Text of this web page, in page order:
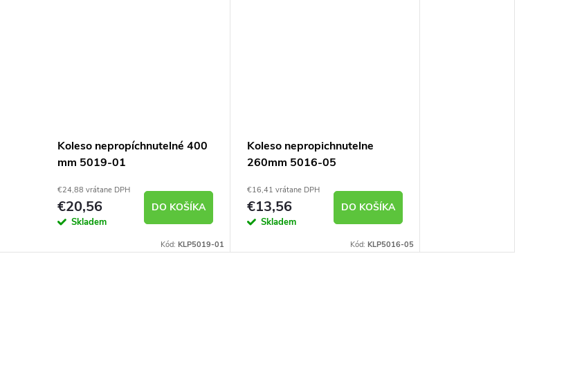
Koleso nepropíchnutelné 400
mm 5019-01
€24,88 vrátane DPH
€20,56
Skladem
DO KOŠÍKA
Kód: KLP5019-01
Koleso nepropichnutelne
260mm 5016-05
€16,41 vrátane DPH
€13,56
Skladem
DO KOŠÍKA
Kód: KLP5016-05